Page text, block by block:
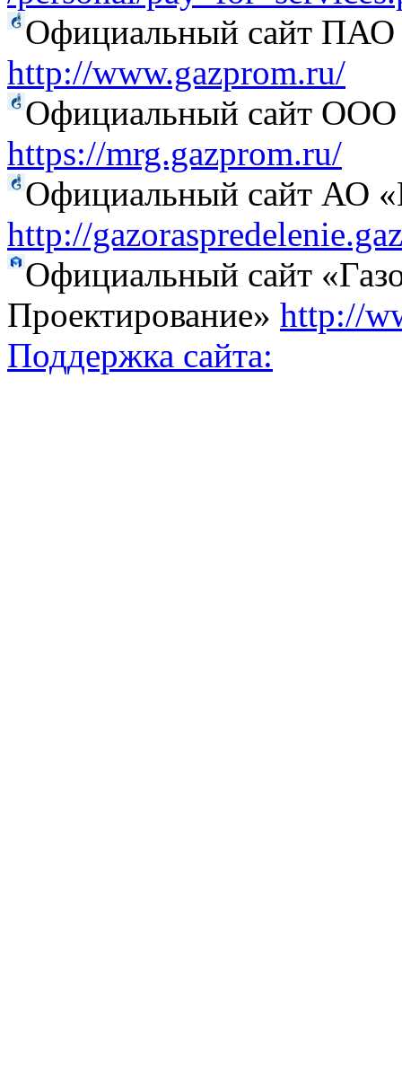
Официальный сайт ПАО
http://www.gazprom.ru/
Официальный сайт ООО
https://mrg.gazprom.ru/
Официальный сайт АО
http://
Официальный сайт
Проектирование» http://
Поддержка сайта: